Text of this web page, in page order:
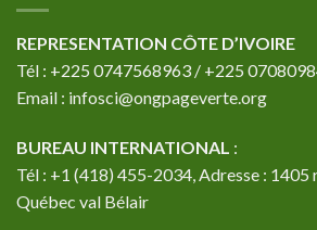
REPRESENTATION CÔTE D’IVOIRE
Tél : +225 0747568963 / +225
Email : infosci@ongpageverte.org
BUREAU INTERNATIONAL :
Tél : +1 (418) 455-2034, Adresse : 1405
Québec val Bélair